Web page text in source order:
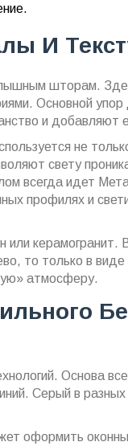
И
шторам.
Основной
и добавляют
не
свету
всегда идет
профилях и
или
то только в виде
атмосферу.
Основа
Серый в разных
оформить